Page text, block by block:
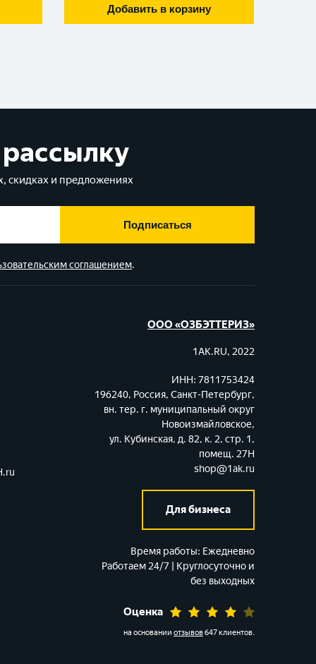
Добавить в корзину
скидках и предложениях
Подписаться
соглашением.
ООО «ОЗБЭТТЕРИЗ»
1AK.RU, 2022
ИНН: 7811753424
196240, Россия, Санкт-Петербург,
вн. тер. г. муниципальный округ
Новоизмайловское,
ул. Кубинская, д. 82, к. 2, стр. 1,
помещ. 27Н
shop@1ak.ru
Для бизнеса
Время работы: Ежедневно
Работаем 24/7 | Круглосуточно и
без выходных
Оценка
на основании отзывов647 клиентов.